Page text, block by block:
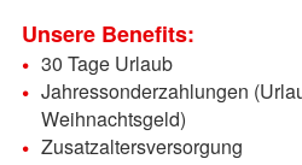
Unsere Benefits:
30 Tage Urlaub
Jahressonderzahlungen
Weihnachtsgeld)
Zusatzaltersversorgung